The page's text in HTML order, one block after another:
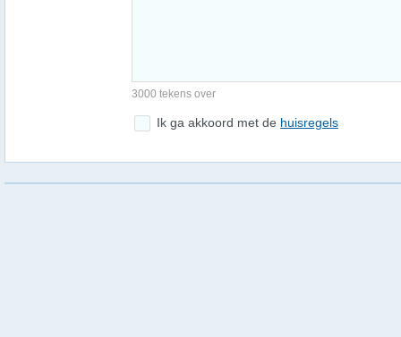
3000 tekens over
Ik ga akkoord met de huisregels